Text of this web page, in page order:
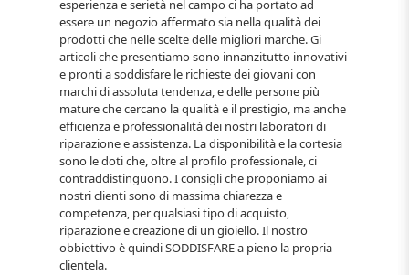
esperienza e serietà nel campo ci ha portato ad
essere un negozio affermato sia nella qualità dei
prodotti che nelle scelte delle migliori marche. Gi
articoli che presentiamo sono innanzitutto innovativi
e pronti a soddisfare le richieste dei giovani con
marchi di assoluta tendenza, e delle persone più
mature che cercano la qualità e il prestigio, ma anche
efficienza e professionalità dei nostri laboratori di
riparazione e assistenza. La disponibilità e la cortesia
sono le doti che, oltre al profilo professionale, ci
contraddistinguono. I consigli che proponiamo ai
nostri clienti sono di massima chiarezza e
competenza, per qualsiasi tipo di acquisto,
riparazione e creazione di un gioiello. Il nostro
obbiettivo è quindi SODDISFARE a pieno la propria
clientela.